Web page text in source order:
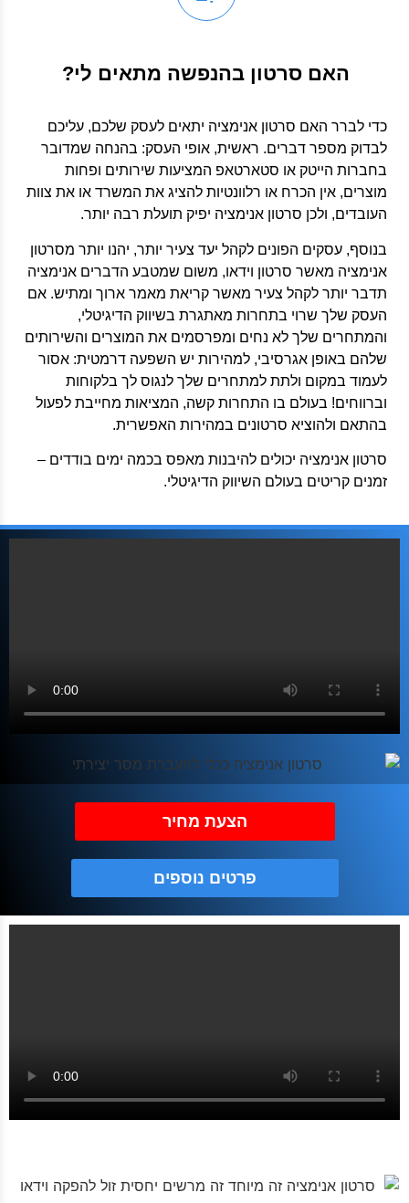
האם סרטון בהנפשה מתאים לי?
כדי לברר האם סרטון אנימציה יתאים לעסק שלכם, עליכם
לבדוק מספר דברים. ראשית, אופי העסק: בהנחה שמדובר
בחברות הייטק או סטארטאפ המציעות שירותים ופחות
מוצרים, אין הכרח או רלוונטיות להציג את המשרד או את צוות
העובדים, ולכן סרטון אנימציה יפיק תועלת רבה יותר.
בנוסף, עסקים הפונים לקהל יעד צעיר יותר, יהנו יותר מסרטון
אנימציה מאשר סרטון וידאו, משום שמטבע הדברים אנימציה
תדבר יותר לקהל צעיר מאשר קריאת מאמר ארוך ומתיש. אם
העסק שלך שרוי בתחרות מאתגרת בשיווק הדיגיטלי,
והמתחרים שלך לא נחים ומפרסמים את המוצרים והשירותים
שלהם באופן אגרסיבי, למהירות יש השפעה דרמטית: אסור
לעמוד במקום ולתת למתחרים שלך לנגוס לך בלקוחות
וברווחים! בעולם בו התחרות קשה, המציאות מחייבת לפעול
בהתאם ולהוציא סרטונים במהירות האפשרית.
סרטון אנימציה יכולים להיבנות מאפס בכמה ימים בודדים –
זמנים קריטים בעולם השיווק הדיגיטלי.
הצעת מחיר
פרטים נוספים